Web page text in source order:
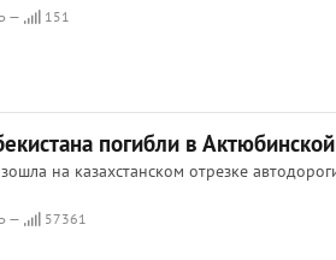
— 151
погибли в
на казахстанском отрезке
— 57361